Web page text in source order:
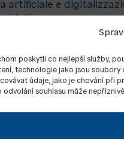
poskytli co nejlepší služby,
technologie jako jsou
údaje, jako je chování při
odvolání souhlasu může
artificiale e
sarà presente
cogenerazione e
soluzioni che
energetici e
per confrontarsi
delle tecnologie
Scopri di